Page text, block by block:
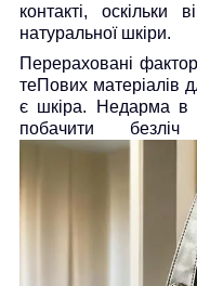
контакті, оскільки
натуральної шкіри.
Перераховані
теПових матеріалів
є шкіра. Недарма в
побачити